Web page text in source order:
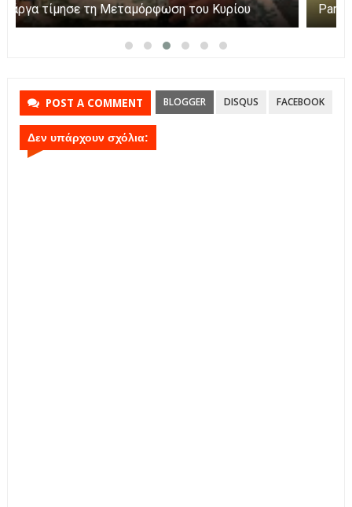
Η Πάργα τίμησε τη Μεταμόρφωση του Κυρίου
POST A COMMENT BLOGGER DISQUS FACEBOOK
Δεν υπάρχουν σχόλια: